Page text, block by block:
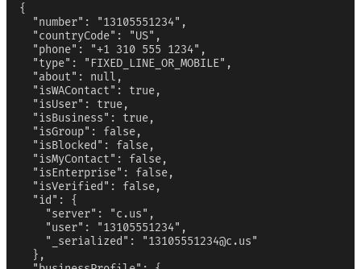
{
  "number": "13105551234",
  "countryCode": "US",
  "phone": "+1 310 555 1234",
  "type": "FIXED_LINE_OR_MOBILE",
  "about": null,
  "isWAContact": true,
  "isUser": true,
  "isBusiness": true,
  "isGroup": false,
  "isBlocked": false,
  "isMyContact": false,
  "isEnterprise": false,
  "isVerified": false,
  "id": {
    "server": "c.us",
    "user": "13105551234",
    "_serialized": "
13105551234@c.us"
  },